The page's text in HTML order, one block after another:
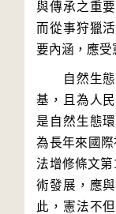
與傳承之重
而從事狩獵
自然生態
基，且為人
是自然生態
為長年來國
法增修條文
術發展，應
此，憲法不